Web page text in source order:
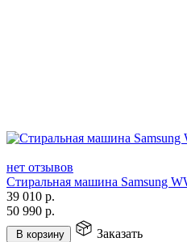
нет отзывов
Стиральная машина Samsung
39 010 р.
50 990 р.
В корзину Заказать